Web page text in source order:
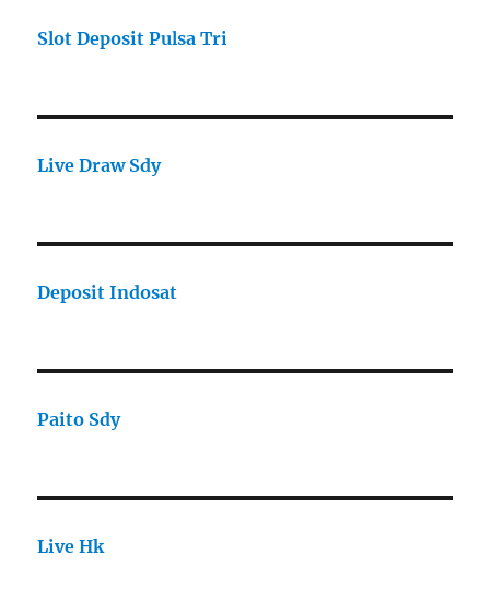
Slot Deposit Pulsa Tri
Live Draw Sdy
Deposit Indosat
Paito Sdy
Live Hk